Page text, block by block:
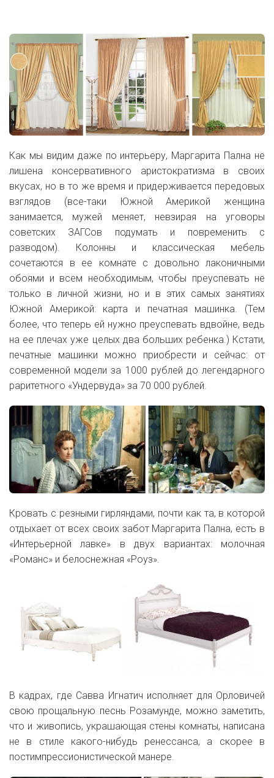
Как мы видим даже по интерьеру, Маргарита Пална не
лишена консервативного аристократизма в своих
вкусах, но в то же время и придерживается передовых
взглядов (все-таки Южной Америкой женщина
занимается, мужей меняет, невзирая на уговоры
советских ЗАГСов подумать и повременить с
разводом). Колонны и классическая мебель
сочетаются в ее комнате с довольно лаконичными
обоями и всем необходимым, чтобы преуспевать не
только в личной жизни, но и в этих самых занятиях
Южной Америкой: карта и печатная машинка. (Тем
более, что теперь ей нужно преуспевать вдвойне, ведь
на ее плечах уже целых два больших ребенка.) Кстати,
печатные машинки можно приобрести и сейчас: от
современной модели за 1000 рублей до легендарного
раритетного «Ундервуда» за 70 000 рублей.
Кровать с резными гирляндами, почти как та, в которой
отдыхает от всех своих забот Маргарита Пална, есть в
«Интерьерной лавке» в двух вариантах: молочная
«Романс» и белоснежная «Роуз».
В кадрах, где Савва Игнатич исполняет для Орловичей
свою прощальную песнь Розамунде, можно заметить,
что и живопись, украшающая стены комнаты, написана
не в стиле какого-нибудь ренессанса, а скорее в
постимпрессионистической манере.